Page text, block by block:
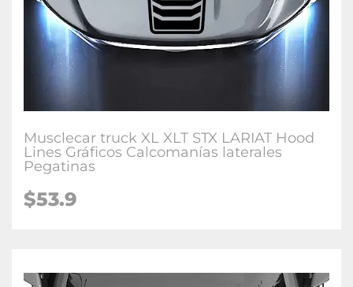
Musclecar truck XL XLT STX LARIAT Hood
Lines Gráficos Calcomanías laterales
Pegatinas
$53.9